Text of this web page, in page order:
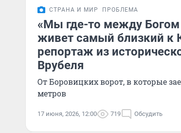
СТРАНА И МИР ПРОБЛЕМА
«Мы где-то между Богом
живет самый близкий
репортаж из
Врубеля
От Боровицких ворот, в которые
метров
17 июня, 2026, 12:00 719 Обсудить